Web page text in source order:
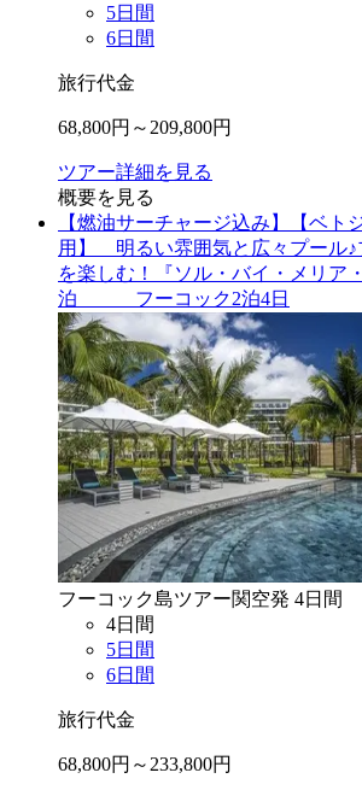
5日間
6日間
旅行代金
68,800円～ 209,800円
ツアー詳細を見る
概要を見る
【燃油サーチャージ込み】【ベト
用】 明るい雰囲気と広々プール♪
を楽しむ！『ソル・バイ・メリア
泊 フーコック2泊4日
フーコック島ツアー関空発 4日間
4日間
5日間
6日間
旅行代金
68,800円～ 233,800円